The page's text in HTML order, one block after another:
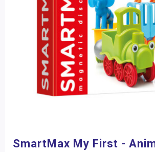
SmartMax My First -